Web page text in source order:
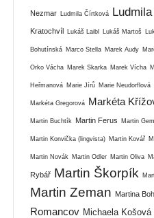
Nezmar Ludmila Čírtková
Kratochvíl Lukáš Laibl Lukáš Martoš
Bohutínská Marco Stella Marek Audy
Orko Vácha Marek Skarka Marek Vícha
Heřmanová Marie Jírů Marie Neudorflová
Markéta Gregorová Markéta
Martin Buchtík Martin Ferus Martin
Martin Konvička (lingvista) Martin Kovář
Martin Novák Martin Odler Martin Oliva
Rybář Martin Škorpík
Martin Zeman Martina
Romancov Michaela Košová